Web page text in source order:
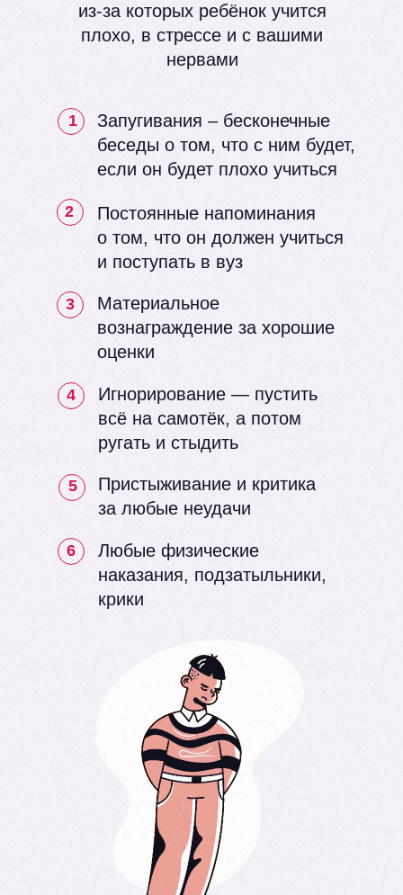
Запугивания – бесконечные
беседы о том, что с ним будет,
если он будет плохо учиться
Игнорирование — пустить
всё на самотёк, а потом
ругать и стыдить
Постоянные напоминания
о том, что он должен учиться
и поступать в вуз
1
2
Материальное
вознаграждение за хорошие
оценки
3
4
Пристыживание и критика
за любые неудачи
5
из-за которых ребёнок учится
плохо, в стрессе и с вашими
нервами
Любые физические
наказания, подзатыльники,
крики
6